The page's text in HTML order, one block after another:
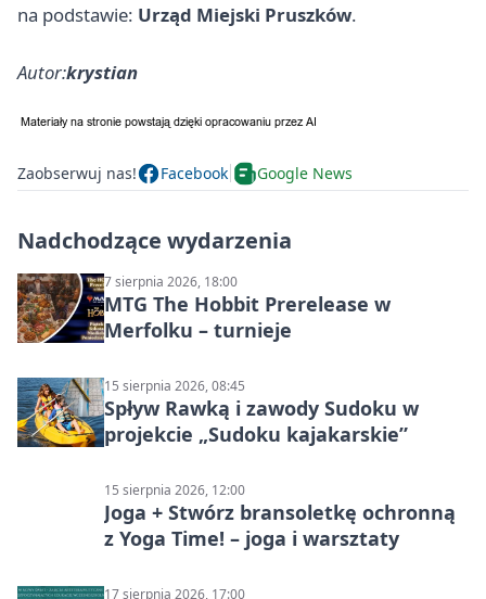
na podstawie: Urząd Miejski Pruszków.
Autor:krystian
Zaobserwuj nas! Facebook Google News
Nadchodzące wydarzenia
7 sierpnia 2026, 18:00
MTG The Hobbit Prerelease w
Merfolku – turnieje
15 sierpnia 2026, 08:45
Spływ Rawką i zawody Sudoku w
projekcie „Sudoku kajakarskie”
15 sierpnia 2026, 12:00
Joga + Stwórz bransoletkę ochronną
z Yoga Time! – joga i warsztaty
17 sierpnia 2026, 17:00